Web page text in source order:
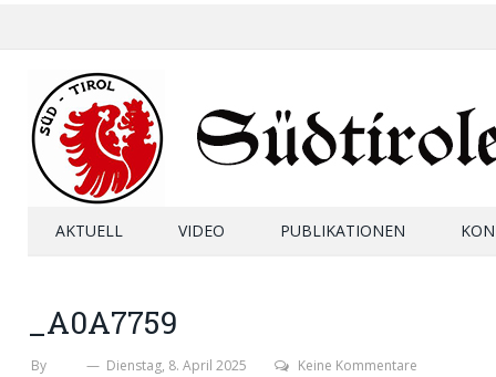
AKTUELL VIDEO PUBLIKATIONEN
_A0A7759
By Dienstag, 8. April 2025 Keine Kommentare